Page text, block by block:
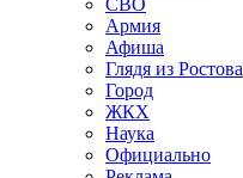
СВО
Армия
Афиша
Глядя из Ростова
Город
ЖКХ
Наука
Официально